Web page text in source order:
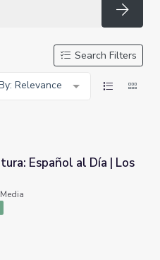
Search Filters
Relevance
| Los Prefijos
Español al Día | Los